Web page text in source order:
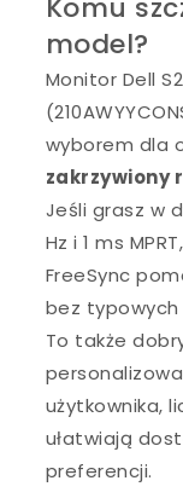
Komu
model?
Monitor Dell
wyborem dla
zakrzywiony
Jeśli grasz w
Hz i 1 ms
FreeSync
bez typowych
To także
użytkownika,
ułatwiają
preferencji.